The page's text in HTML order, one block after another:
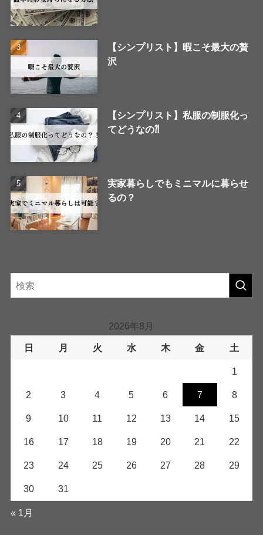
【シンプリスト】暇こそ最大の贅
沢
【シンプリスト】私服の制服化っ
てどうなの⁈
実家暮らしでもミニマルに暮らせ
るの？
2026年8月
日 月 火 水 木 金 土
1
2 3 4 5 6 7 8
9 10 11 12 13 14 15
16 17 18 19 20 21 22
23 24 25 26 27 28 29
30 31
« 1月